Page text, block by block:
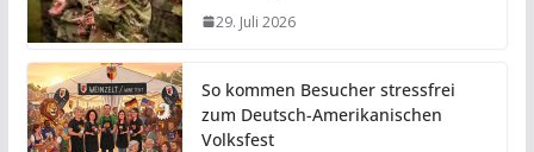
29. Juli 2026
So kommen Besucher stressfrei
zum Deutsch-Amerikanischen
Volksfest